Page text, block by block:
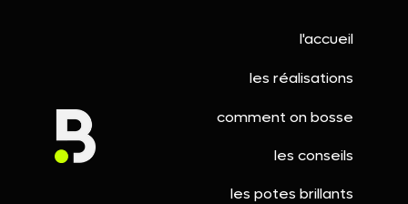
Votre logo généré par IA ne vous
appartient pas (et c'est un vrai
problème)
l'accueil
les réalisations
comment on bosse
les potes brillants
les conseils